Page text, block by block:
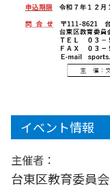
イベント情報
主催者：
台東区教育委員会